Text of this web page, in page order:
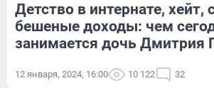
Детство в интернате, хейт,
бешеные доходы: чем
занимается дочь Дмитрия
12 января, 2024, 16:00 10 122 32